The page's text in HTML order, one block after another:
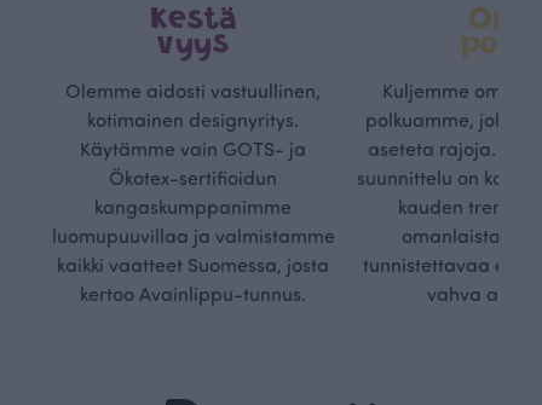
Kestä
vyys
Olemme aidosti vastuullinen,
kotimainen designyritys.
Käytämme vain GOTS- ja
Ökotex-sertifioidun
kangaskumppanimme
luomupuuvillaa ja valmistamme
kaikki vaatteet Suomessa, josta
kertoo Avainlippu-tunnus.
Oma
Kuljemme omaa,
polkuamme, jolla
aseteta rajoja.
suunnittelu on
kauden
omanlaista,
tunnistettavaa
vahva